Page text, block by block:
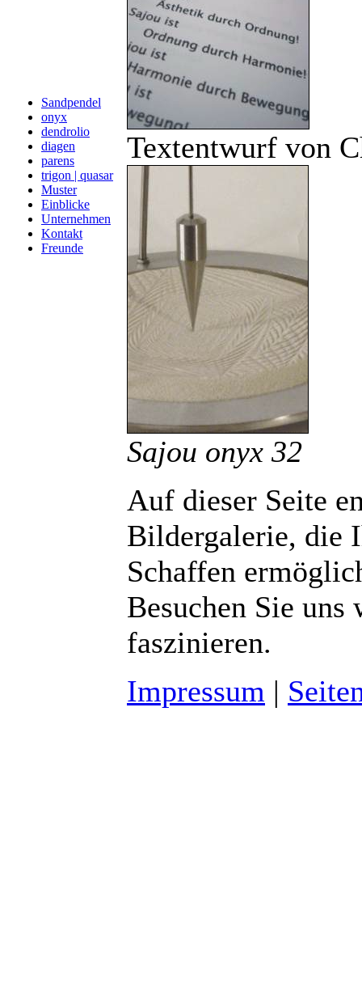
Sandpendel
onyx
dendrolio
diagen
parens
trigon | quasar
Muster
Einblicke
Unternehmen
Kontakt
Freunde
Textentwurf von
Sajou onyx 32
Auf dieser Seite
Bildergalerie, die
Schaffen
Besuchen Sie uns
faszinieren.
Impressum |